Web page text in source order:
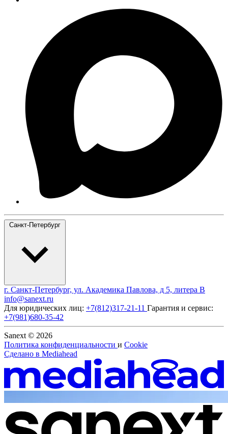
Санкт-Петербург
г. Санкт-Петербург, ул. Академика Павлова, д 5, литера В
info@sanext.ru
Для юридических лиц: +7(812)317-21-11 Гарантия и сервис:
+7(981)680-35-42
Sanext © 2026
Политика конфиденциальности и Cookie
Сделано в Mediahead